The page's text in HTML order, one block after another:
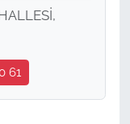
61